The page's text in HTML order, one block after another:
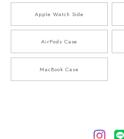
Apple Watch Side
AirPods Case
MacBook Case